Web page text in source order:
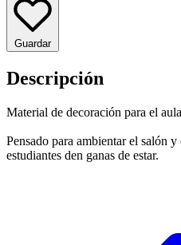
Guardar
Descripción
Material de decoración para el
Pensado para ambientar el salón
estudiantes den ganas de estar.